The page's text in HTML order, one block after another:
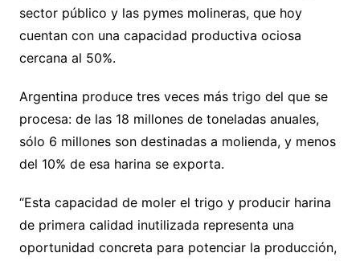
sector público y las pymes molineras, que hoy
cuentan con una capacidad productiva ociosa
cercana al 50%.
Argentina produce tres veces más trigo del que se
procesa: de las 18 millones de toneladas anuales,
sólo 6 millones son destinadas a molienda, y menos
del 10% de esa harina se exporta.
“Esta capacidad de moler el trigo y producir harina
de primera calidad inutilizada representa una
oportunidad concreta para potenciar la producción,